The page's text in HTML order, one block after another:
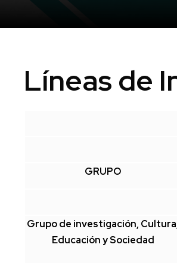
Líneas de
GRUPO
Grupo de investigación,
Educación y Sociedad